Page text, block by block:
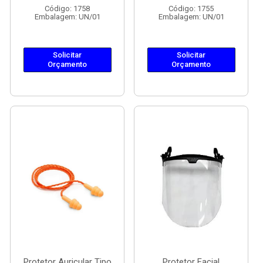
Código: 1758
Embalagem: UN/01
Solicitar
Orçamento
Código: 1755
Embalagem: UN/01
Solicitar
Orçamento